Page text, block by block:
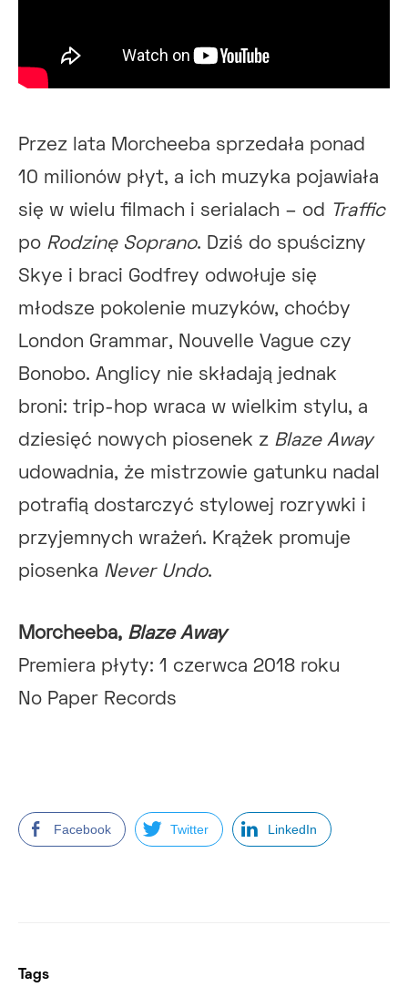
Przez lata Morcheeba sprzedała ponad
10 milionów płyt, a ich muzyka pojawiała
się w wielu filmach i serialach – od
Traffic
po Rodzinę Soprano. Dziś do spuścizny
Skye i braci Godfrey odwołuje się
młodsze pokolenie muzyków, choćby
London Grammar, Nouvelle Vague czy
Bonobo. Anglicy nie składają jednak
broni: trip-hop wraca w wielkim stylu, a
dziesięć nowych piosenek z Blaze Away
udowadnia, że mistrzowie gatunku nadal
potrafią dostarczyć stylowej rozrywki i
przyjemnych wrażeń. Krążek promuje
piosenka Never Undo.
Morcheeba, Blaze Away
Premiera płyty: 1 czerwca 2018 roku
No Paper Records
Facebook Twitter LinkedIn
Tags